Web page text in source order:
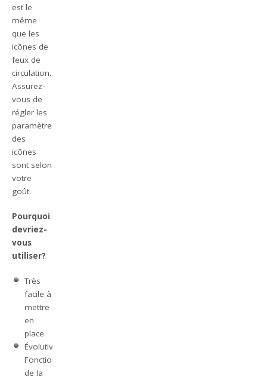
est le
même
que les
icônes de
feux de
circulation.
Assurez-
vous de
régler les
paramètres
des
icônes
sont selon
votre
goût.
Pourquoi
devriez-
vous
utiliser?
Très
facile à
mettre
en
place.
Évolutive.
Fonctionne
de la